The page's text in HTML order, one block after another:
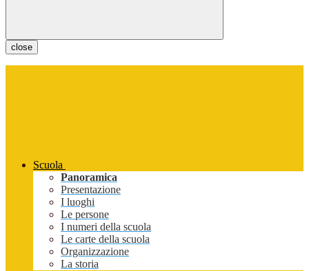
close
Scuola
Panoramica
Presentazione
I luoghi
Le persone
I numeri della scuola
Le carte della scuola
Organizzazione
La storia